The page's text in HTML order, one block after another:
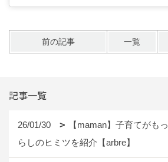
前の記事 一覧
記事一覧
26/01/30
【maman】子育てがも
らしのヒミツを紹介【arbre】